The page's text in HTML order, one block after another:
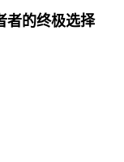
者的终极选择